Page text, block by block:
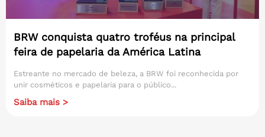
BRW conquista quatro troféus na principal
feira de papelaria da América Latina
Estreante no mercado de beleza, a BRW foi reconhecida por
unir cosméticos e papelaria para o público...
Saiba mais >